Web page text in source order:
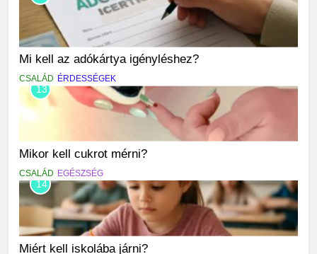
Mi kell az adókártya igényléshez?
CSALÁD ÉRDESSÉGEK
13
Mikor kell cukrot mérni?
CSALÁD EGÉSZSÉG
14
Miért kell iskolába járni?